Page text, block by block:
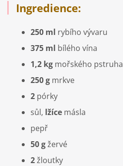
Ingredience:
250 ml rybího vývaru
375 ml bílého vína
1,2 kg mořského pstruha
250 g mrkve
2 pórky
sůl, lžíce másla
pepř
50 gžervé
2žloutky